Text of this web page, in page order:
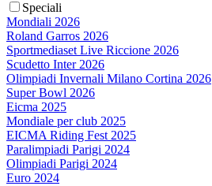
Speciali
Mondiali 2026
Roland Garros 2026
Sportmediaset Live Riccione 2026
Scudetto Inter 2026
Olimpiadi Invernali Milano Cortina 2026
Super Bowl 2026
Eicma 2025
Mondiale per club 2025
EICMA Riding Fest 2025
Paralimpiadi Parigi 2024
Olimpiadi Parigi 2024
Euro 2024